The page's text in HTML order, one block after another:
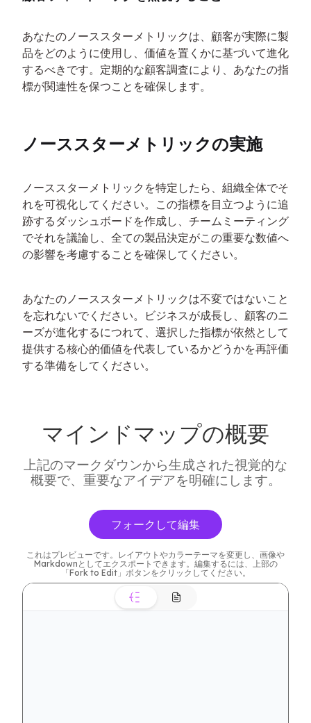
あなたのノーススターメトリックは、顧客が実際に製
品をどのように使用し、価値を置くかに基づいて進化
するべきです。定期的な顧客調査により、あなたの指
標が関連性を保つことを確保します。
ノーススターメトリックの実施
ノーススターメトリックを特定したら、組織全体でそ
れを可視化してください。この指標を目立つように追
跡するダッシュボードを作成し、チームミーティング
でそれを議論し、全ての製品決定がこの重要な数値へ
の影響を考慮することを確保してください。
あなたのノーススターメトリックは不変ではないこと
を忘れないでください。ビジネスが成長し、顧客のニ
ーズが進化するにつれて、選択した指標が依然として
提供する核心的価値を代表しているかどうかを再評価
する準備をしてください。
マインドマップの概要
上記のマークダウンから生成された視覚的な
概要で、重要なアイデアを明確にします。
フォークして編集
これはプレビューです。レイアウトやカラーテーマを変更し、画像や
Markdownとしてエクスポートできます。編集するには、上部の
「Fork to Edit」ボタンをクリックしてください。